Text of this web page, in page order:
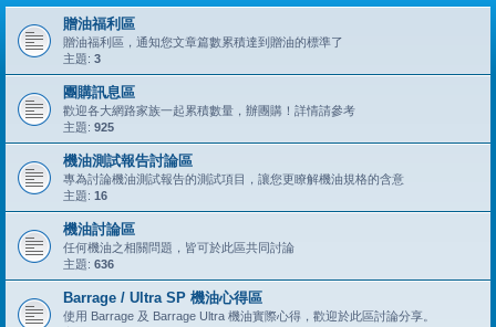
贈油福利區
贈油福利區，通知您文章篇數累積達到贈油的標準了
主題: 3
團購訊息區
歡迎各大網路家族一起累積數量，辦團購！詳情請參考
主題: 925
機油測試報告討論區
專為討論機油測試報告的測試項目，讓您更瞭解機油規格的含意
主題: 16
機油討論區
任何機油之相關問題，皆可於此區共同討論
主題: 636
Barrage / Ultra SP 機油心得區
使用 Barrage 及 Barrage Ultra 機油實際心得，歡迎於此區討論分享。